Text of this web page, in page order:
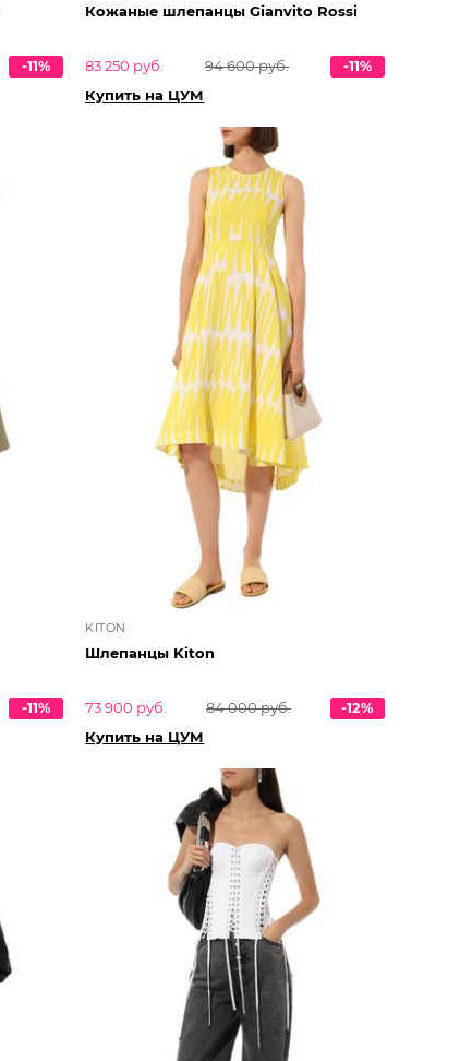
-11%
Кожаные шлепанцы Gianvito Rossi
83 250 руб. 94 600 руб.
-11%
Купить на ЦУМ
-11%
KITON
Шлепанцы Kiton
73 900 руб. 84 000 руб.
-12%
Купить на ЦУМ